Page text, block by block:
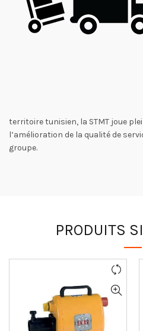
territoire tunisien, la STMT joue
l’amélioration de la qualité de
groupe.
PRODUITS